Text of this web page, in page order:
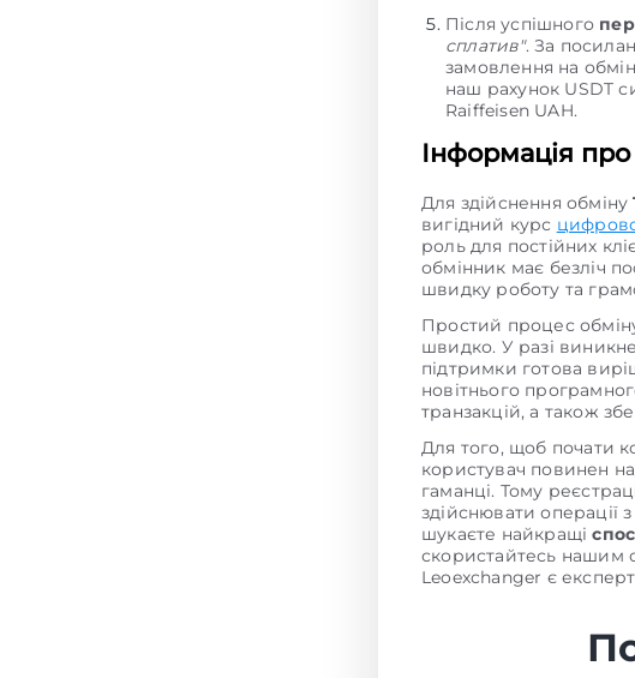
Після успішного
сплатив". За
замовлення на
наш рахунок USDT
Raiffeisen UAH.
Інформація
Для здійснення обміну
вигідний курс
роль для постійних
обмінник має безліч
швидку роботу та
Простий процес
швидко. У разі
підтримки готова
новітнього
транзакцій, а також
Для того, щоб почати
користувач повинен
гаманці. Тому
здійснювати
шукаєте найкращі
скористайтесь нашим
Leoexchanger є